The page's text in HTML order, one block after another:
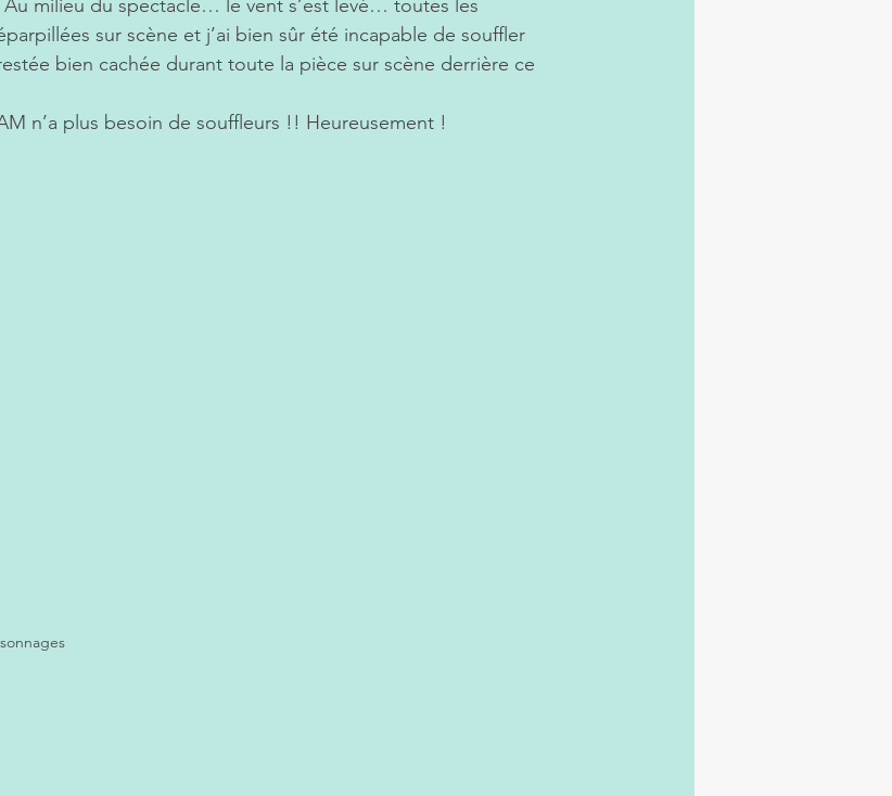
milieu du spectacle… le vent s’est levé… toutes les
sur scène et j’ai bien sûr été incapable de souffler
bien cachée durant toute la pièce sur scène derrière ce
n’a plus besoin de souffleurs !! Heureusement !